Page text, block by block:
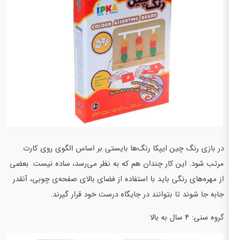
در بازی رنگ چین ایپکا رنگ‌ها بایستی بر اساس الگوی روی کارت
مرتب شود. این کار چندان هم که به نظر می‌رسد، ساده نیست. بعضی
از مهره‌های رنگی باید با استفاده از فضای بالای صفحه‌ی چوبی، آنقدر
جابه جا شوند تا بتوانند در جایگاه درست خود قرار گیرند.
گروه سنی: 4 سال به بالا